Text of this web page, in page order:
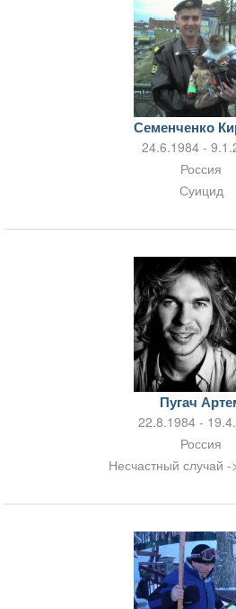
Семенченко
24.6.1984 -
Россия
Суицид
Пугач
22.8.1984 -
Россия
Несчастный случай